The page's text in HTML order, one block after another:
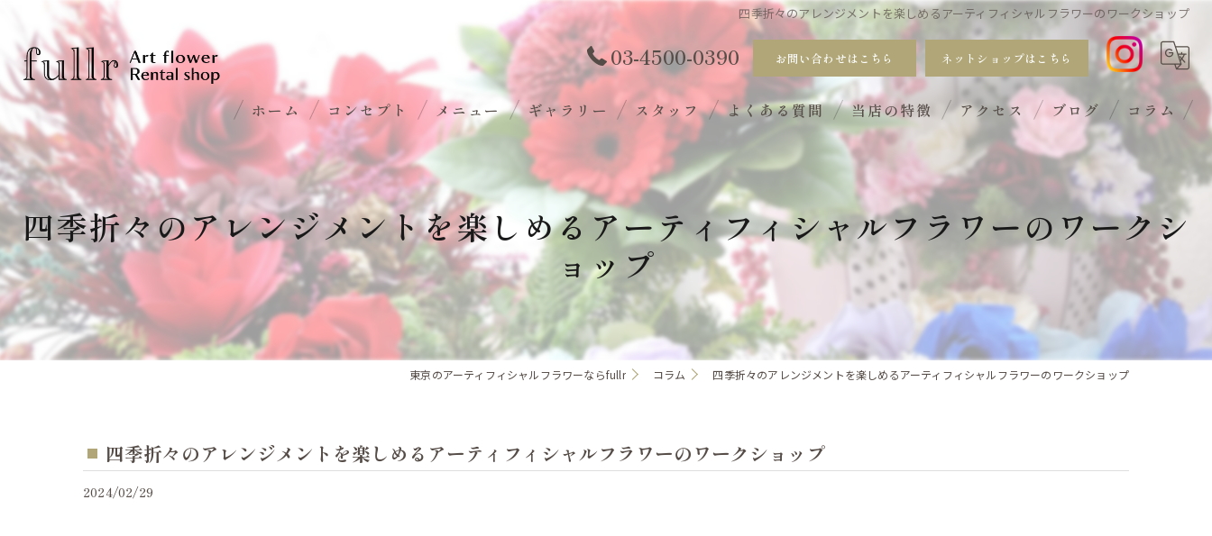
四季折々のアレンジメントを楽しめるアーティフィシャルフラワーのワークショップ
03-4500-0390 お問い合わせはこちら ネットショップはこちら
ホーム コンセプト メニュー ギャラリー スタッフ よくある質問 当店の特徴
おしゃれ
手入れ不要
サブスク
ギフト
ワークショップ
アクセス ブログ コラム
四季折々のアレンジメントを楽しめるアーティフィシャルフラワーのワークシ
ョップ
東京のアーティフィシャルフラワーならfullr コラム 四季折々のアレンジメントを楽しめるアーティフィシャルフラワーのワークショップ
四季折々のアレンジメントを楽しめるアーティフィシャルフラワーのワークショップ
2024/02/29